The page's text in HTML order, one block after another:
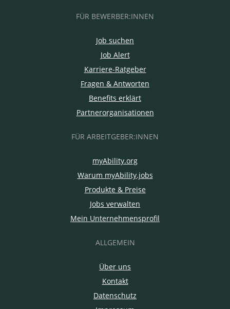
FÜR BEWERBER:INNEN
Job suchen
Job Alert
Karriere-Ratgeber
Fragen & Antworten
Benefits erklärt
Partnerorganisationen
FÜR ARBEITGEBER:INNEN
myAbility.org
Warum myAbility.jobs
Produkte & Preise
Jobs verwalten
Mein Unternehmensprofil
ALLGEMEIN
Über uns
Kontakt
Datenschutz